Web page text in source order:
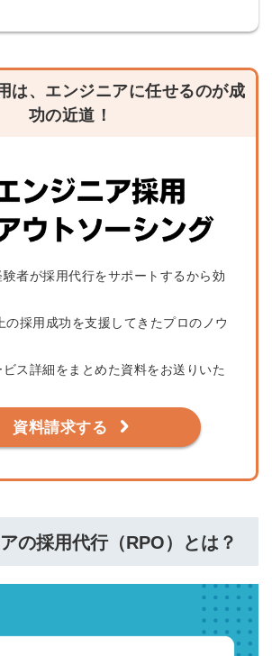
は、エンジニアに任せるのが成
功の近道！
験者が採用代行をサポートするから効
の採用成功を支援してきたプロのノウ
ス詳細をまとめた資料をお送りいた
資料請求する
の採用代行（RPO）とは？